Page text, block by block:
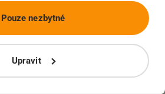
Upravit
Pouze nezbytné